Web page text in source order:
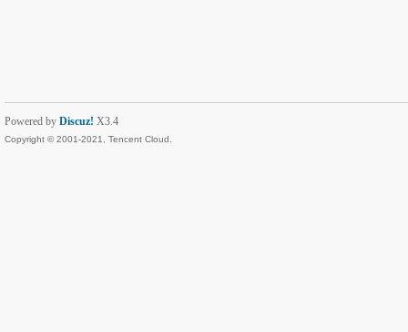
Powered by Discuz! X3.4
Copyright © 2001-2021, Tencent Cloud.